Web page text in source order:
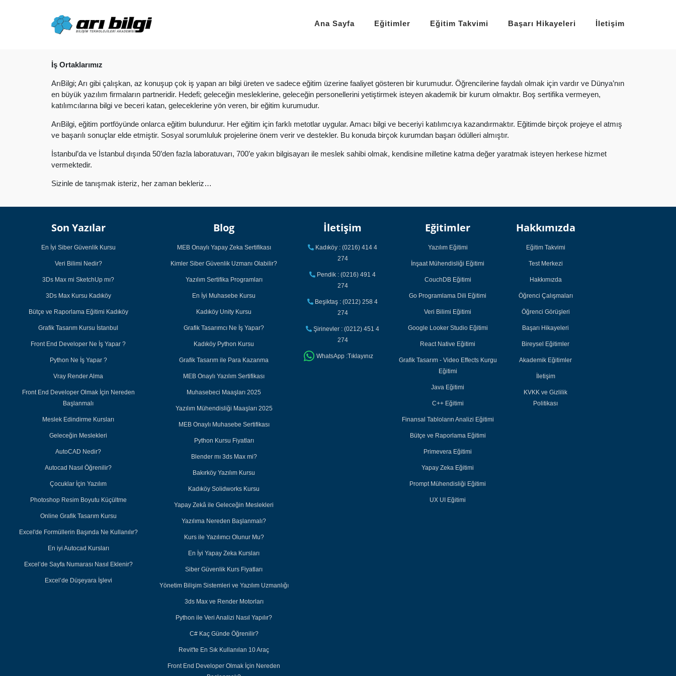
Ana Sayfa Eğitimler Eğitim Takvimi Başarı Hikayeleri İletişim
İş Ortaklarımız
ArıBilgi; Arı gibi çalışkan, az konuşup çok iş yapan arı bilgi üreten ve sadece eğitim üzerine faaliyet gösteren bir kurumudur. Öğrencilerine faydalı olmak için vardır ve Dünya’nın
en büyük yazılım firmaların partneridir. Hedefi; geleceğin mesleklerine, geleceğin personellerini yetiştirmek isteyen akademik bir kurum olmaktır. Boş sertifika vermeyen,
katılımcılarına bilgi ve beceri katan, geleceklerine yön veren, bir eğitim kurumudur.
ArıBilgi, eğitim portföyünde onlarca eğitim bulundurur. Her eğitim için farklı metotlar uygular. Amacı bilgi ve beceriyi katılımcıya kazandırmaktır. Eğitimde birçok projeye el atmış
ve başarılı sonuçlar elde etmiştir. Sosyal sorumluluk projelerine önem verir ve destekler. Bu konuda birçok kurumdan başarı ödülleri almıştır.
İstanbul’da ve İstanbul dışında 50’den fazla laboratuvarı, 700’e yakın bilgisayarı ile meslek sahibi olmak, kendisine milletine katma değer yaratmak isteyen herkese hizmet
vermektedir.
Sizinle de tanışmak isteriz, her zaman bekleriz…
Son Yazılar
En İyi Siber Güvenlik Kursu
Veri Bilimi Nedir?
3Ds Max mi SketchUp mı?
3Ds Max Kursu Kadıköy
Bütçe ve Raporlama Eğitimi Kadıköy
Grafik Tasarım Kursu İstanbul
Front End Developer Ne İş Yapar ?
Python Ne İş Yapar ?
Vray Render Alma
Front End Developer Olmak İçin Nereden
Başlanmalı
Meslek Edindirme Kursları
Geleceğin Meslekleri
AutoCAD Nedir?
Autocad Nasıl Öğrenilir?
Çocuklar İçin Yazılım
Photoshop Resim Boyutu Küçültme
Online Grafik Tasarım Kursu
Excel'de Formüllerin Başında Ne Kullanılır?
En iyi Autocad Kursları
Excel’de Sayfa Numarası Nasıl Eklenir?
Excel’de Düşeyara İşlevi
Blog
MEB Onaylı Yapay Zeka Sertifikası
Kimler Siber Güvenlik Uzmanı Olabilir?
Yazılım Sertifika Programları
En İyi Muhasebe Kursu
Kadıköy Unity Kursu
Grafik Tasarımcı Ne İş Yapar?
Kadıköy Python Kursu
Grafik Tasarım ile Para Kazanma
MEB Onaylı Yazılım Sertifikası
Muhasebeci Maaşları 2025
Yazılım Mühendisliği Maaşları 2025
MEB Onaylı Muhasebe Sertifikası
Python Kursu Fiyatları
Blender mı 3ds Max mi?
Bakırköy Yazılım Kursu
Kadıköy Solidworks Kursu
Yapay Zekâ ile Geleceğin Meslekleri
Yazılıma Nereden Başlanmalı?
Kurs ile Yazılımcı Olunur Mu?
En İyi Yapay Zeka Kursları
Siber Güvenlik Kurs Fiyatları
Yönetim Bilişim Sistemleri ve Yazılım Uzmanlığı
3ds Max ve Render Motorları
Python ile Veri Analizi Nasıl Yapılır?
C# Kaç Günde Öğrenilir?
Revit'te En Sık Kullanılan 10 Araç
Front End Developer Olmak İçin Nereden
İletişim
Kadıköy : (0216) 414 4
274
Pendik : (0216) 491 4
274
Beşiktaş : (0212) 258 4
274
Şirinevler : (0212) 451 4
274
WhatsApp :Tıklayınız
Eğitimler
Yazılım Eğitimi
İnşaat Mühendisliği Eğitimi
CouchDB Eğitimi
Go Programlama Dili Eğitimi
Veri Bilimi Eğitimi
Google Looker Studio Eğitimi
React Native Eğitimi
Grafik Tasarım - Video Effects Kurgu
Eğitimi
Java Eğitimi
C++ Eğitimi
Finansal Tabloların Analizi Eğitimi
Bütçe ve Raporlama Eğitimi
Primevera Eğitimi
Yapay Zeka Eğitimi
Prompt Mühendisliği Eğitimi
UX UI Eğitimi
Hakkımızda
Eğitim Takvimi
Test Merkezi
Hakkımızda
Öğrenci Çalışmaları
Öğrenci Görüşleri
Başarı Hikayeleri
Bireysel Eğitimler
Akademik Eğitimler
İletişim
KVKK ve Gizlilik
Politikası